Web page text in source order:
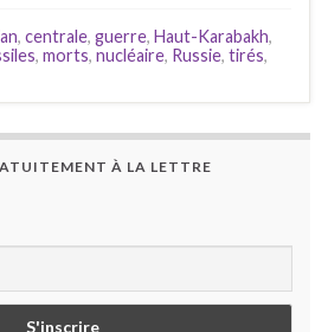
, centrale, guerre, Haut-Karabakh,
, morts, nucléaire, Russie, tirés,
À LA LETTRE